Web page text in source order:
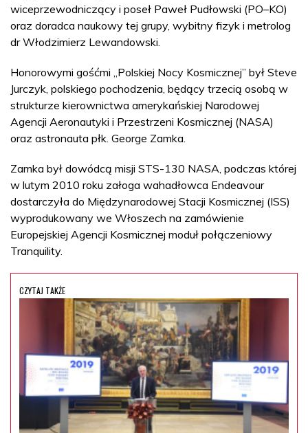
wiceprzewodniczący i poseł Paweł Pudłowski (PO–KO)
oraz doradca naukowy tej grupy, wybitny fizyk i metrolog
dr Włodzimierz Lewandowski.
Honorowymi gośćmi „Polskiej Nocy Kosmicznej” był Steve
Jurczyk, polskiego pochodzenia, będący trzecią osobą w
strukturze kierownictwa amerykańskiej Narodowej
Agencji Aeronautyki i Przestrzeni Kosmicznej (NASA)
oraz astronauta płk. George Zamka.
Zamka był dowódcą misji STS-130 NASA, podczas której
w lutym 2010 roku załoga wahadłowca Endeavour
dostarczyła do Międzynarodowej Stacji Kosmicznej (ISS)
wyprodukowany we Włoszech na zamówienie
Europejskiej Agencji Kosmicznej moduł połączeniowy
Tranquility.
CZYTAJ TAKŻE